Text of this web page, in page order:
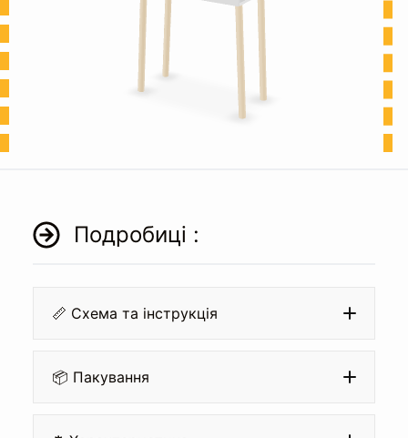
Подробиці :
📏 Схема та інструкція
📦 Пакування